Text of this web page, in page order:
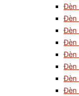
Đèn
Đèn
Đèn
Đèn
Đèn
Đèn
Đèn
Đèn